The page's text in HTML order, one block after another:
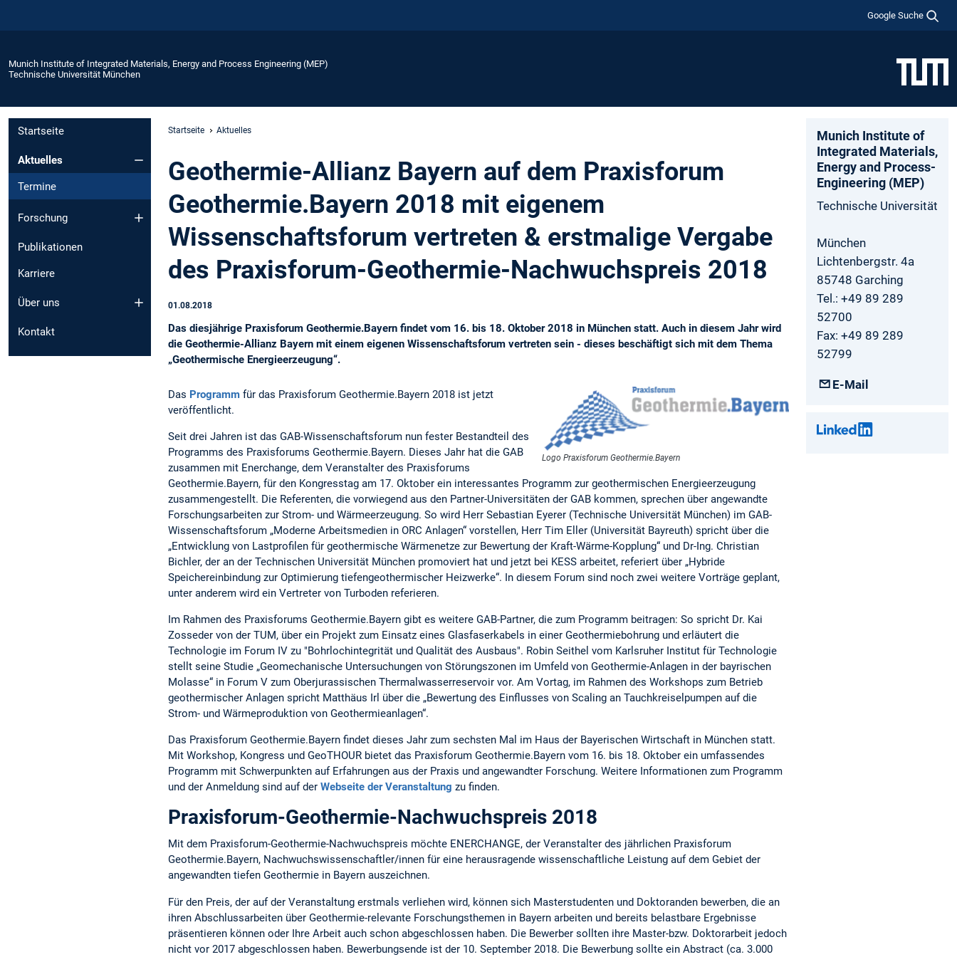
Google Suche
Munich Institute of Integrated Materials, Energy and Process Engineering (MEP)
Technische Universität München
Startseite
Aktuelles
Termine
Forschung
Publikationen
Karriere
Über uns
Kontakt
Startseite Aktuelles
Geothermie-Allianz Bayern auf dem Praxisforum
Geothermie.Bayern 2018 mit eigenem
Wissenschaftsforum vertreten & erstmalige Vergabe
des Praxisforum-Geothermie-Nachwuchspreis 2018
01.08.2018
Das diesjährige Praxisforum Geothermie.Bayern findet vom 16. bis 18. Oktober 2018 in München statt. Auch in diesem Jahr wird
die Geothermie-Allianz Bayern mit einem eigenen Wissenschaftsforum vertreten sein - dieses beschäftigt sich mit dem Thema
„Geothermische Energieerzeugung“.
Logo Praxisforum Geothermie.Bayern
Das Programm für das Praxisforum Geothermie.Bayern 2018 ist jetzt
veröffentlicht.
Seit drei Jahren ist das GAB-Wissenschaftsforum nun fester Bestandteil des
Programms des Praxisforums Geothermie.Bayern. Dieses Jahr hat die GAB
zusammen mit Enerchange, dem Veranstalter des Praxisforums
Geothermie.Bayern, für den Kongresstag am 17. Oktober ein interessantes Programm zur geothermischen Energieerzeugung
zusammengestellt. Die Referenten, die vorwiegend aus den Partner-Universitäten der GAB kommen, sprechen über angewandte
Forschungsarbeiten zur Strom- und Wärmeerzeugung. So wird Herr Sebastian Eyerer (Technische Universität München) im GAB-
Wissenschaftsforum „Moderne Arbeitsmedien in ORC Anlagen“ vorstellen, Herr Tim Eller (Universität Bayreuth) spricht über die
„Entwicklung von Lastprofilen für geothermische Wärmenetze zur Bewertung der Kraft-Wärme-Kopplung“ und Dr-Ing. Christian
Bichler, der an der Technischen Universität München promoviert hat und jetzt bei KESS arbeitet, referiert über „Hybride
Speichereinbindung zur Optimierung tiefengeothermischer Heizwerke“. In diesem Forum sind noch zwei weitere Vorträge geplant,
unter anderem wird ein Vertreter von Turboden referieren.
Im Rahmen des Praxisforums Geothermie.Bayern gibt es weitere GAB-Partner, die zum Programm beitragen: So spricht Dr. Kai
Zosseder von der TUM, über ein Projekt zum Einsatz eines Glasfaserkabels in einer Geothermiebohrung und erläutert die
Technologie im Forum IV zu "Bohrlochintegrität und Qualität des Ausbaus". Robin Seithel vom Karlsruher Institut für Technologie
stellt seine Studie „Geomechanische Untersuchungen von Störungszonen im Umfeld von Geothermie-Anlagen in der bayrischen
Molasse“ in Forum V zum Oberjurassischen Thermalwasserreservoir vor. Am Vortag, im Rahmen des Workshops zum Betrieb
geothermischer Anlagen spricht Matthäus Irl über die „Bewertung des Einflusses von Scaling an Tauchkreiselpumpen auf die
Strom- und Wärmeproduktion von Geothermieanlagen“.
Das Praxisforum Geothermie.Bayern findet dieses Jahr zum sechsten Mal im Haus der Bayerischen Wirtschaft in München statt.
Mit Workshop, Kongress und GeoTHOUR bietet das Praxisforum Geothermie.Bayern vom 16. bis 18. Oktober ein umfassendes
Programm mit Schwerpunkten auf Erfahrungen aus der Praxis und angewandter Forschung. Weitere Informationen zum Programm
und der Anmeldung sind auf der Webseite der Veranstaltung zu finden.
Praxisforum-Geothermie-Nachwuchspreis 2018
Mit dem Praxisforum-Geothermie-Nachwuchspreis möchte ENERCHANGE, der Veranstalter des jährlichen Praxisforum
Geothermie.Bayern, Nachwuchswissenschaftler/innen für eine herausragende wissenschaftliche Leistung auf dem Gebiet der
angewandten tiefen Geothermie in Bayern auszeichnen.
Für den Preis, der auf der Veranstaltung erstmals verliehen wird, können sich Masterstudenten und Doktoranden bewerben, die an
ihren Abschlussarbeiten über Geothermie-relevante Forschungsthemen in Bayern arbeiten und bereits belastbare Ergebnisse
präsentieren können oder Ihre Arbeit auch schon abgeschlossen haben. Die Bewerber sollten ihre Master-bzw. Doktorarbeit jedoch
nicht vor 2017 abgeschlossen haben. Bewerbungsende ist der 10. September 2018. Die Bewerbung sollte ein Abstract (ca. 3.000
Munich­ Institute­ of
Integrated­ Materials­,
Energy­ and­ Process­
Engineering­ (MEP)
Technische Universität
München
Lichtenbergstr. 4a
85748 Garching
Tel.: +49 89 289
52700
Fax: +49 89 289
52799
E-Mail